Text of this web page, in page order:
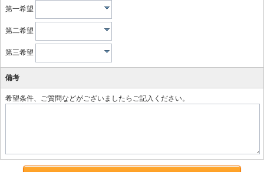
第一希望
第二希望
第三希望
備考
希望条件、ご質問などがございましたらご記入ください。